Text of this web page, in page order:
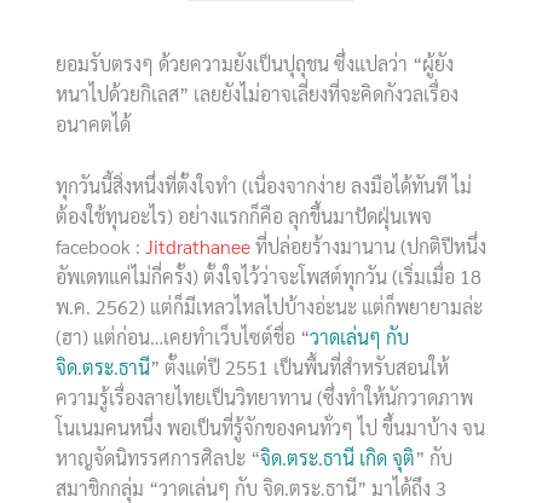
ยอมรับตรงๆ ด้วยความยังเป็นปุถุชน ซึ่งแปลว่า “ผู้ยัง
หนาไปด้วยกิเลส” เลยยังไม่อาจเลี่ยงที่จะคิดกังวลเรื่อง
อนาคตได้
ทุกวันนี้สิ่งหนึ่งที่ตั้งใจทำ (เนื่องจากง่าย ลงมือได้ทันที ไม่
ต้องใช้ทุนอะไร) อย่างแรกก็คือ ลุกขึ้นมาปัดฝุ่นเพจ
facebook : Jitdrathaneeที่ปล่อยร้างมานาน (ปกติปีหนึ่ง
อัพเดทแค่ไม่กี่ครั้ง) ตั้งใจไว้ว่าจะโพสต์ทุกวัน (เริ่มเมื่อ 18
พ.ค. 2562) แต่ก็มีเหลวไหลไปบ้างอ่ะนะ แต่ก็พยายามล่ะ
(ฮา) แต่ก่อน…เคยทำเว็บไซต์ชื่อ “วาดเล่นๆ กับ
จิด.ตระ.ธานี” ตั้งแต่ปี 2551 เป็นพื้นที่สำหรับสอนให้
ความรู้เรื่องลายไทยเป็นวิทยาทาน (ซึ่งทำให้นักวาดภาพ
โนเนมคนหนึ่ง พอเป็นที่รู้จักของคนทั่วๆ ไป ขึ้นมาบ้าง จน
หาญจัดนิทรรศการศิลปะ “จิด.ตระ.ธานี เกิด จุติ” กับ
สมาชิกกลุ่ม “วาดเล่นๆ กับ จิด.ตระ.ธานี” มาได้ถึง 3